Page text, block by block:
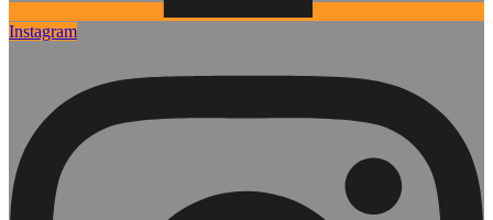
Instagram